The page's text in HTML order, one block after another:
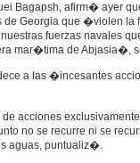
Bagapsh, afirm� ayer
de Georgia que �violen
fuerzas navales
mar�tima de
a las �incesantes
acciones
no se recurre ni se
aguas, puntualiz�.